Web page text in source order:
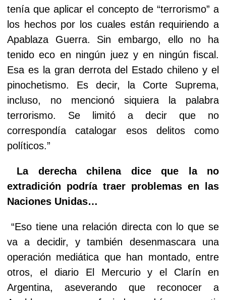
tenía que aplicar el concepto de “terrorismo” a
los hechos por los cuales están requiriendo a
Apablaza Guerra. Sin embargo, ello no ha
tenido eco en ningún juez y en ningún fiscal.
Esa es la gran derrota del Estado chileno y el
pinochetismo. Es decir, la Corte Suprema,
incluso, no mencionó siquiera la palabra
terrorismo. Se limitó a decir que no
correspondía catalogar esos delitos como
políticos.”
La derecha chilena dice que la no
extradición podría traer problemas en las
Naciones Unidas…
“Eso tiene una relación directa con lo que se
va a decidir, y también desenmascara una
operación mediática que han montado, entre
otros, el diario El Mercurio y el Clarín en
Argentina, aseverando que reconocer a